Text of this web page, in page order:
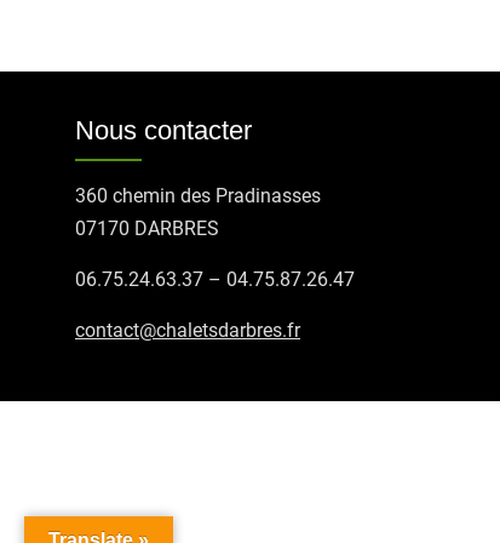
Nous contacter
360 chemin des Pradinasses
07170 DARBRES
06.75.24.63.37 – 04.75.87.26.47
contact@chaletsdarbres.fr